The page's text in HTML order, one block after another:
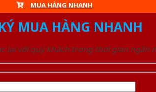
MUA HÀNG NHANH
MUA HÀNG NHANH
lại với quý khách trong thời gian ngắn